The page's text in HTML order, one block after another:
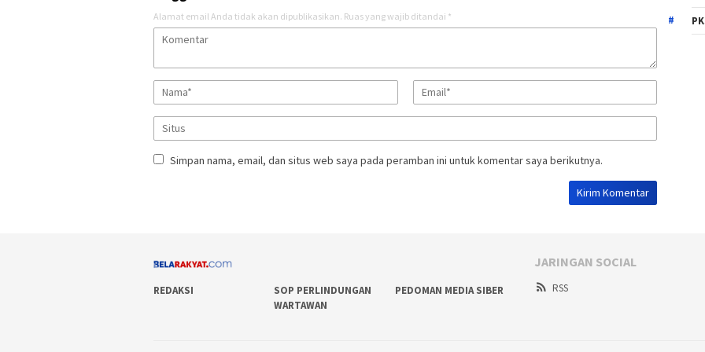
Alamat email Anda tidak akan dipublikasikan. Ruas yang wajib ditandai *
Simpan nama, email, dan situs web saya pada peramban ini untuk komentar saya berikutnya.
REDAKSI
SOP PERLINDUNGAN
WARTAWAN
PEDOMAN MEDIA SIBER
JARINGAN SOCIAL
RSS